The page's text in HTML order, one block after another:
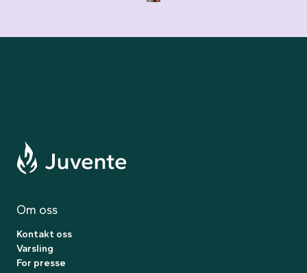
Til forsiden
Om oss
Kontakt oss
Varsling
For presse